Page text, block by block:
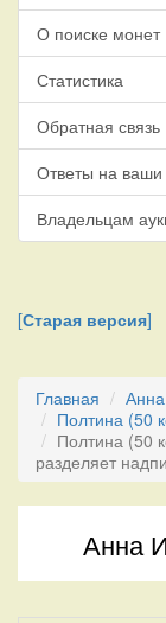
О поиске монет
Статистика
Обратная связь
Ответы на
Владельцам
[Старая версия]
Главная
Полтина (50
Полтина (50
разделяет
Анна